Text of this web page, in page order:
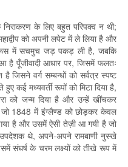
निराकरण के लिए बहुत परिपक्व न थी;
को अपनी लपेट में ले लिया है और
रूस में सचमुच जड़ पकड़ ली है, जबकि
है पूँजीवादी आधार पर, जिसमें फलतः
जिसने वर्ग सम्बन्धों को सर्वत्र स्पष्ट
मध्यवर्ती रूपों को मिटा दिया है,
को जन्म दिया है और उन्हें खींचकर
जो 1848 में इंग्लैण्ड को छोड़कर केवल
है और उसमें ऐसी तेज़ी आ गयी है जो
थे, अपने-अपने रामबाणी नुस्खे
संघर्ष के चरम लक्ष्यों को तीखे रूप में